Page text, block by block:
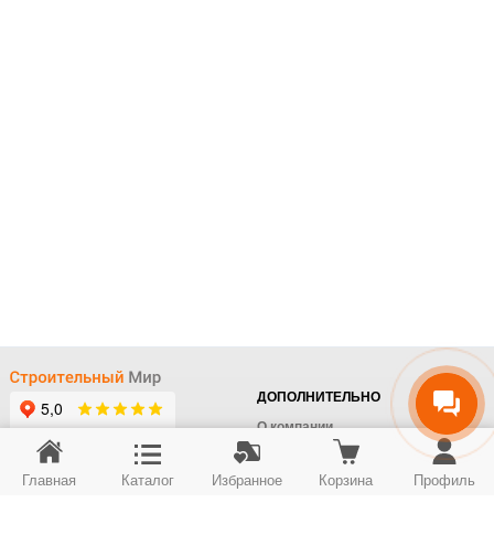
+7 (495) 414-22-76
ДОПОЛНИТЕЛЬНО
О компании
Доставка
Оплата
Главная Каталог Избранное Корзина Профиль